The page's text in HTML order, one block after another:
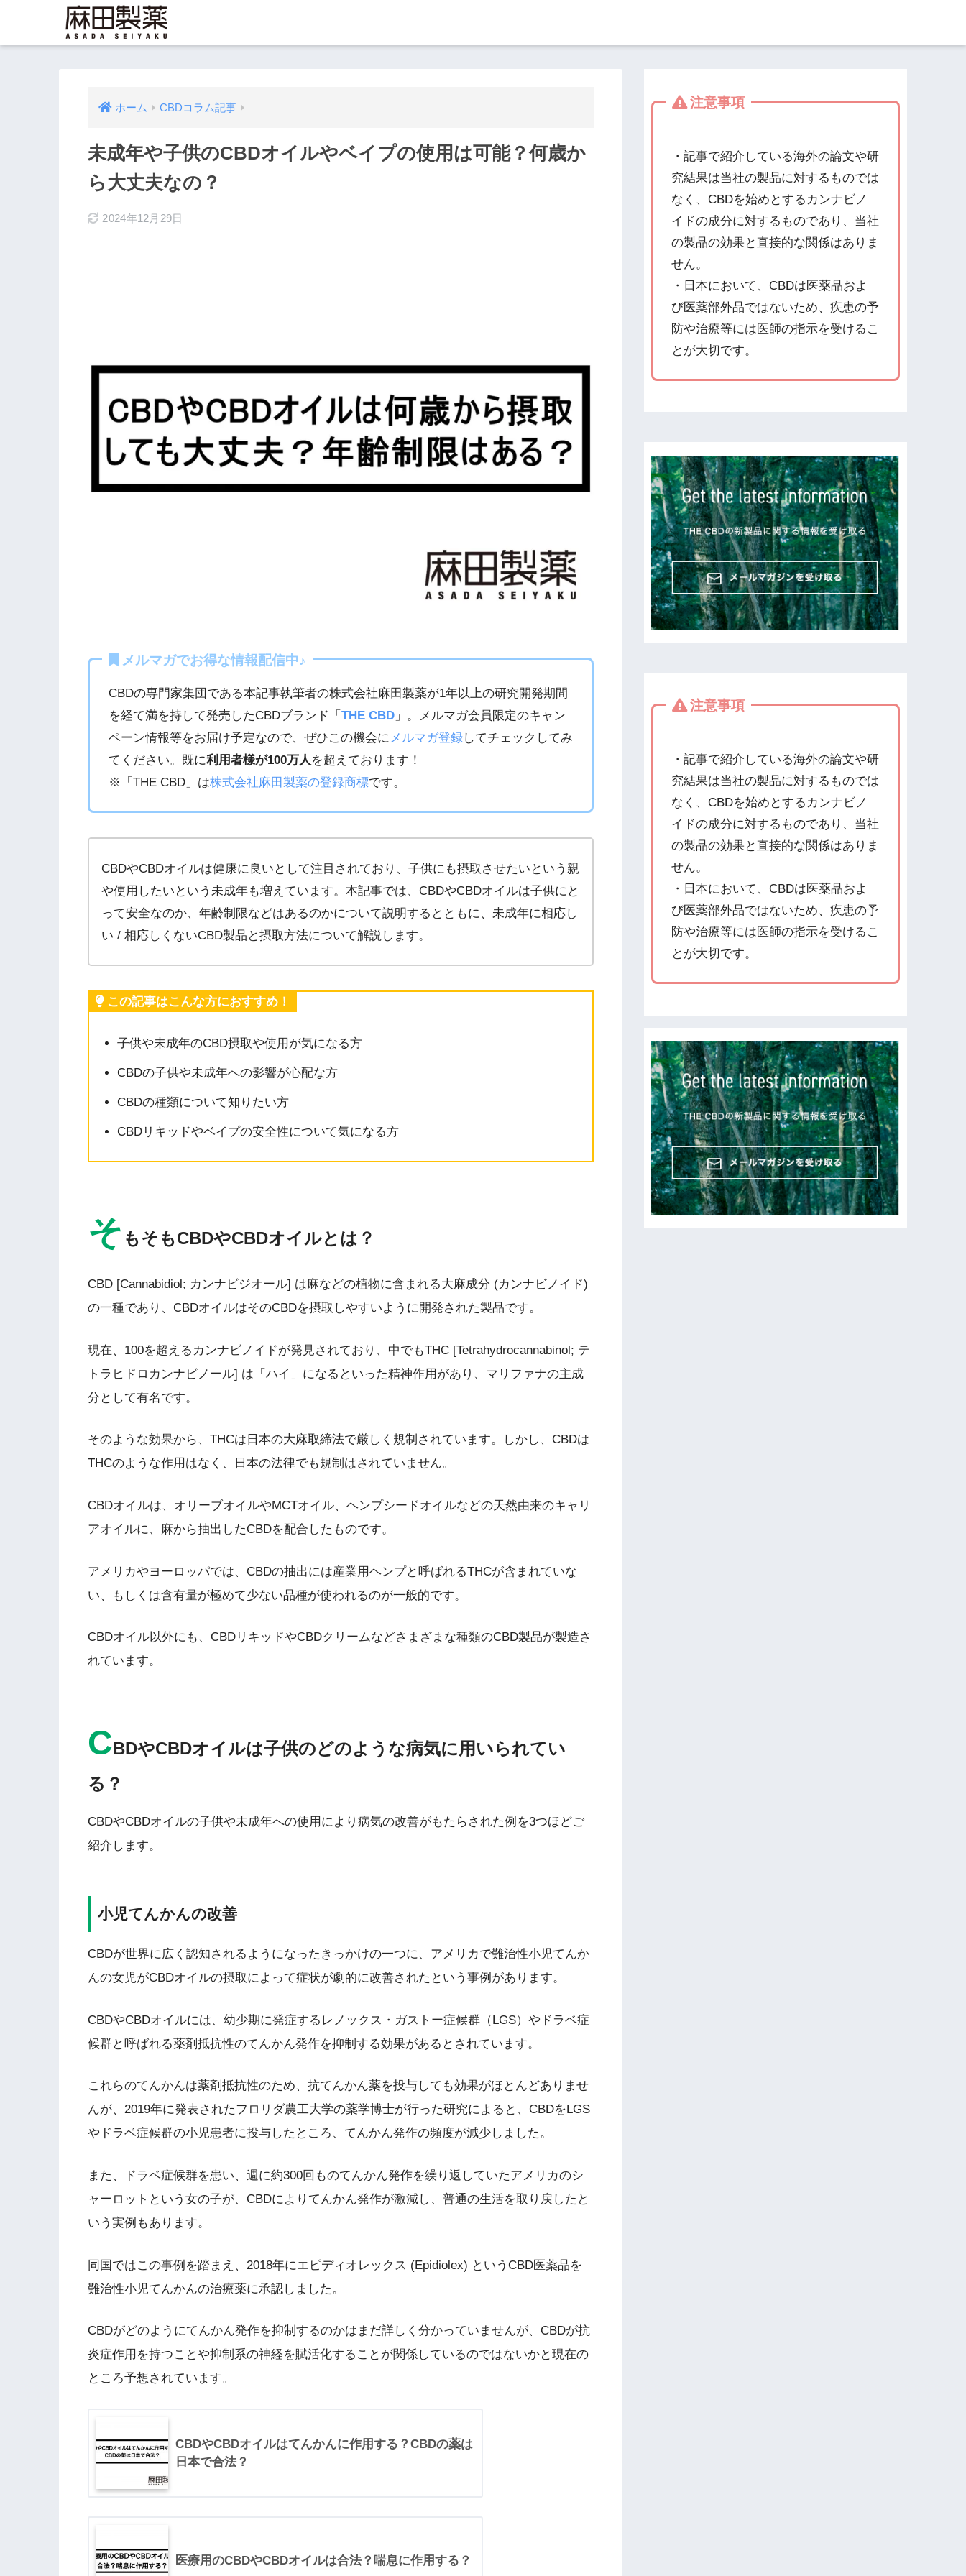
ホーム CBDコラム記事
未成年や子供のCBDオイルやベイプの使用は可能？何歳か
ら大丈夫なの？
2024年12月29日
メルマガでお得な情報配信中♪
CBDの専門家集団である本記事執筆者の株式会社麻田製薬が1年以上の研究開発期間
を経て満を持して発売したCBDブランド「 THE CBD」。メルマガ会員限定のキャン
ペーン情報等をお届け予定なので、ぜひこの機会に メルマガ登録してチェックしてみ
てください。既に利用者様が100万人 を超えております！
※「THE CBD」は株式会社麻田製薬の登録商標です。
CBDやCBDオイルは健康に良いとして注目されており、子供にも摂取させたいという親
や使用したいという未成年も増えています。本記事では、CBDやCBDオイルは子供にと
って安全なのか、年齢制限などはあるのかについて説明するとともに、未成年に相応し
い / 相応しくないCBD製品と摂取方法について解説します。
この記事はこんな方におすすめ！
子供や未成年のCBD摂取や使用が気になる方
CBDの子供や未成年への影響が心配な方
CBDの種類について知りたい方
CBDリキッドやベイプの安全性について気になる方
そ もそもCBDやCBDオイルとは？
CBD [Cannabidiol; カンナビジオール] は麻などの植物に含まれる大麻成分 (カンナビノイド)
の一種であり、CBDオイルはそのCBDを摂取しやすいように開発された製品です。
現在、100を超えるカンナビノイドが発見されており、中でもTHC [Tetrahydrocannabinol; テ
トラヒドロカンナビノール] は「ハイ」になるといった精神作用があり、マリファナの主成
分として有名です。
そのような効果から、THCは日本の大麻取締法で厳しく規制されています。しかし、CBDは
THCのような作用はなく、日本の法律でも規制はされていません。
CBDオイルは、オリーブオイルやMCTオイル、ヘンプシードオイルなどの天然由来のキャリ
アオイルに、麻から抽出したCBDを配合したものです。
アメリカやヨーロッパでは、CBDの抽出には産業用ヘンプと呼ばれるTHCが含まれていな
い、もしくは含有量が極めて少ない品種が使われるのが一般的です。
CBDオイル以外にも、CBDリキッドやCBDクリームなどさまざまな種類のCBD製品が製造さ
れています。
CBDやCBDオイルは子供のどのような病気に用いられてい
る？
CBDやCBDオイルの子供や未成年への使用により病気の改善がもたらされた例を3つほどご
紹介します。
小児てんかんの改善
CBDが世界に広く認知されるようになったきっかけの一つに、アメリカで難治性小児てんか
んの女児がCBDオイルの摂取によって症状が劇的に改善されたという事例があります。
CBDやCBDオイルには、幼少期に発症するレノックス・ガストー症候群（LGS）やドラベ症
候群と呼ばれる薬剤抵抗性のてんかん発作を抑制する効果があるとされています。
これらのてんかんは薬剤抵抗性のため、抗てんかん薬を投与しても効果がほとんどありませ
んが、2019年に発表されたフロリダ農工大学の薬学博士が行った研究によると、CBDをLGS
やドラベ症候群の小児患者に投与したところ、てんかん発作の頻度が減少しました。
また、ドラベ症候群を患い、週に約300回ものてんかん発作を繰り返していたアメリカのシ
ャーロットという女の子が、CBDによりてんかん発作が激減し、普通の生活を取り戻したと
いう実例もあります。
同国ではこの事例を踏まえ、2018年にエピディオレックス (Epidiolex) というCBD医薬品を
難治性小児てんかんの治療薬に承認しました。
CBDがどのようにてんかん発作を抑制するのかはまだ詳しく分かっていませんが、CBDが抗
炎症作用を持つことや抑制系の神経を賦活化することが関係しているのではないかと現在の
ところ予想されています。
CBDやCBDオイルはてんかんに作用する？CBDの薬は
日本で合法？
医療用のCBDやCBDオイルは合法？喘息に作用する？
注意事項
・記事で紹介している海外の論文や研
究結果は当社の製品に対するものでは
なく、CBDを始めとするカンナビノ
イドの成分に対するものであり、当社
の製品の効果と直接的な関係はありま
せん。
・日本において、CBDは医薬品およ
び医薬部外品ではないため、疾患の予
防や治療等には医師の指示を受けるこ
とが大切です。
注意事項
・記事で紹介している海外の論文や研
究結果は当社の製品に対するものでは
なく、CBDを始めとするカンナビノ
イドの成分に対するものであり、当社
の製品の効果と直接的な関係はありま
せん。
・日本において、CBDは医薬品およ
び医薬部外品ではないため、疾患の予
防や治療等には医師の指示を受けるこ
とが大切です。